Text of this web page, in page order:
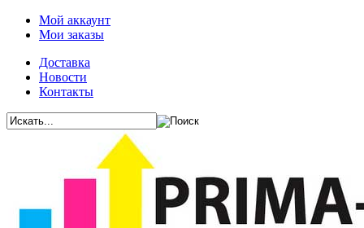
Мой аккаунт
Мои заказы
Доставка
Новости
Контакты